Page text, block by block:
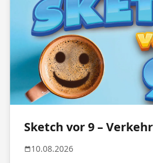
Sketch vor 9 –
10.08.2026